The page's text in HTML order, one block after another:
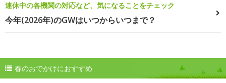
連休中の各機関の対応など、気になることをチェック
今年(2026年)のGWはいつからいつまで？
春のおでかけにおすすめ